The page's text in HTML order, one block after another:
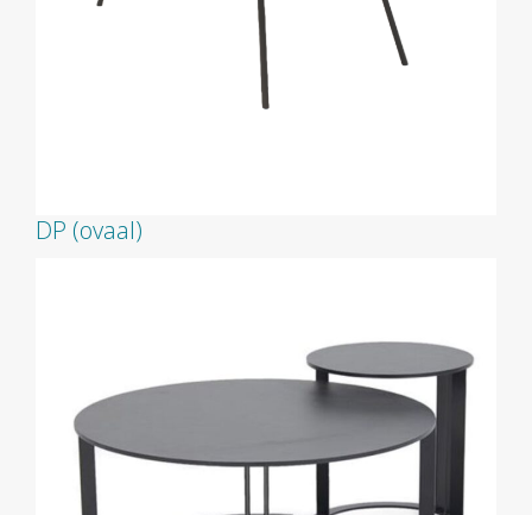
DP (ovaal)